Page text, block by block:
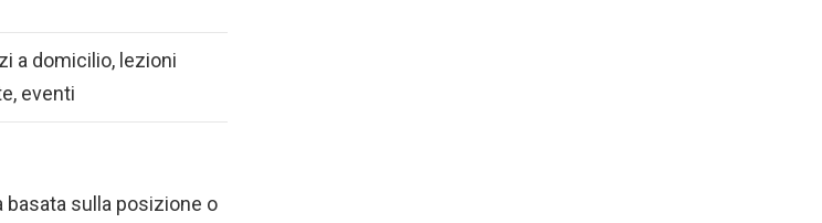
a domicilio, lezioni
eventi
sulla posizione o